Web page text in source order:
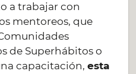
a trabajar con
mentoreos, que
de Superhábitos o
capacitación,esta